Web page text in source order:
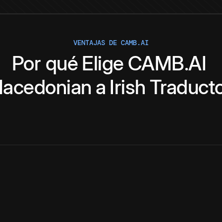
VENTAJAS DE CAMB.AI
Por qué Elige CAMB.AI
a Irish